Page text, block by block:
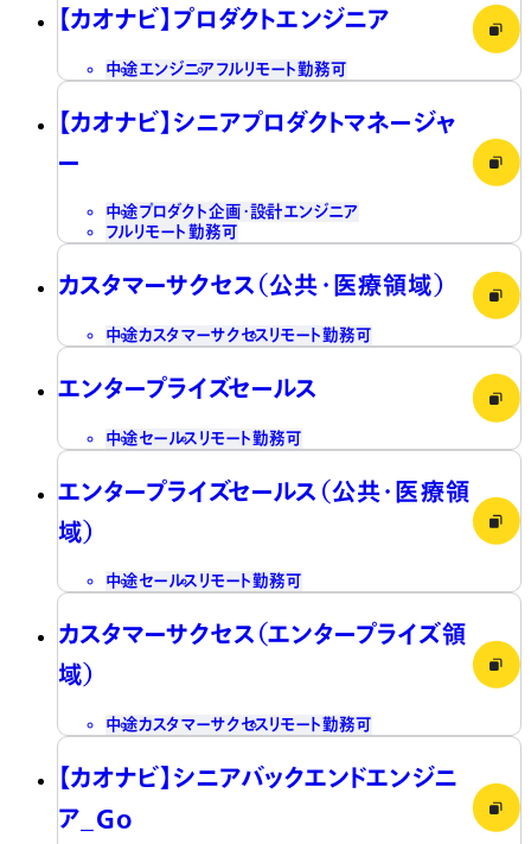
【カオナビ】プロダクトエンジニア
中途 エンジニア フルリモート勤務可
【カオナビ】シニアプロダクトマネージャ
ー
中途プロダクト企画・設計エンジニア
フルリモート勤務可
カスタマーサクセス（公共・医療領域）
中途カスタマーサクセスリモート勤務可
エンタープライズセールス
中途セールス リモート勤務可
エンタープライズセールス（公共・医療領
域）
中途セールス リモート勤務可
カスタマーサクセス（エンタープライズ領
域）
中途カスタマーサクセスリモート勤務可
【カオナビ】シニアバックエンドエンジニ
ア_Go